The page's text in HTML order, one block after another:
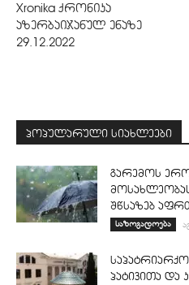
Xronika ქრონიკა
აზერბაიჯანულ ენაზე
29.12.2022
პოპულარული სიახლეები
გარემოს
შწსაზებ
საზოგადოება
პატივითა და